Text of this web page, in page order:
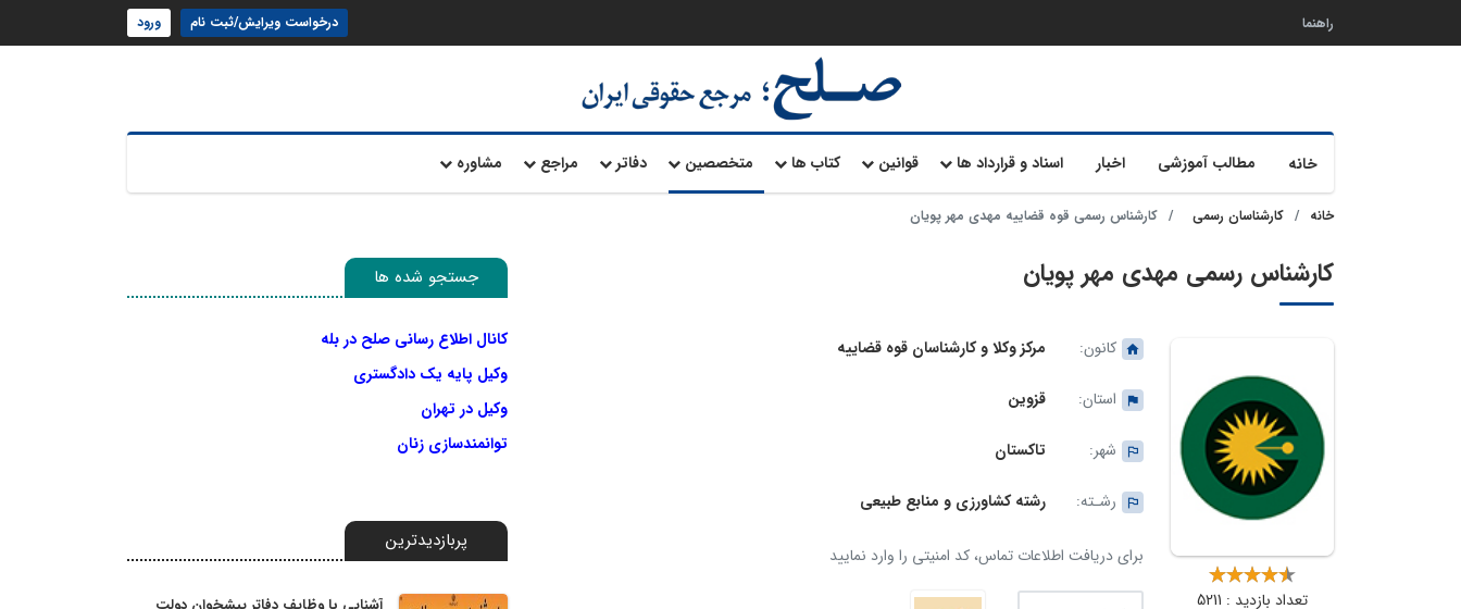
راهنما درخواست ویرایش/ثبت نام ورود
خانه مطالب آموزشی اخبار اسناد و قرارداد ها قوانین کتاب ها متخصصین دفاتر مراجع مشاوره
خانه کارشناسان رسمی کارشناس رسمی قوه قضاییه مهدی مهر پویان
کارشناس رسمی مهدی مهر پویان
تعداد بازدید : 5211
کانون: مرکز وکلا و کارشناسان قوه قضاییه
استان: قزوین
شهر: تاکستان
رشـته: رشته کشاورزی و منابع طبیعی
برای دریافت اطلاعات تماس، کد امنیتی را وارد نمایید
جستجو شده ها
کانال اطلاع رسانی صلح در بله
وکیل پایه یک دادگستری
وکیل در تهران
توانمندسازی زنان
پربازدیدترین